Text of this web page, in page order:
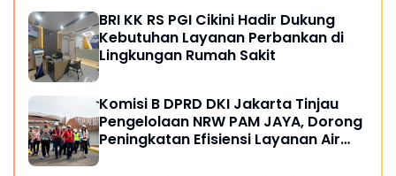
BRI KK RS PGI Cikini Hadir Dukung
Kebutuhan Layanan Perbankan di
Lingkungan Rumah Sakit
Komisi B DPRD DKI Jakarta Tinjau
Pengelolaan NRW PAM JAYA, Dorong
Peningkatan Efisiensi Layanan Air